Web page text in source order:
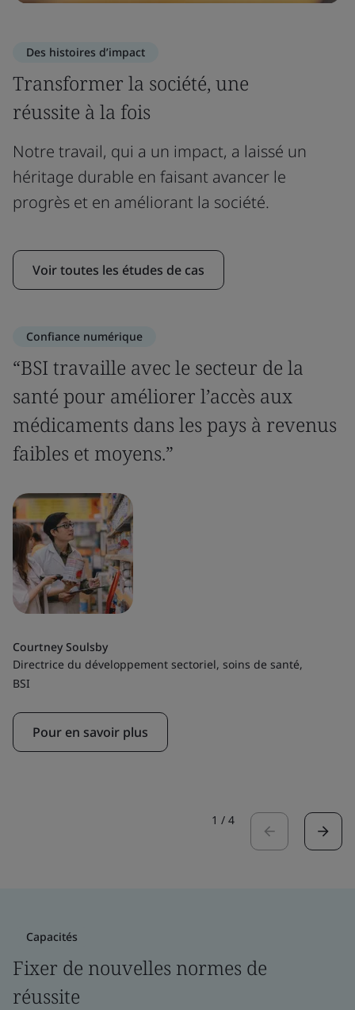
Des histoires d’impact
Transformer la société, une
réussite à la fois
Notre travail, qui a un impact, a laissé un
héritage durable en faisant avancer le
progrès et en améliorant la société.
Voir toutes les études de cas
Confiance numérique
“BSI travaille avec le secteur de la
santé pour améliorer l’accès aux
médicaments dans les pays à revenus
faibles et moyens.”
Courtney Soulsby
Directrice du développement sectoriel, soins de santé,
BSI
Pour en savoir plus
1 / 4
Capacités
Fixer de nouvelles normes de
réussite